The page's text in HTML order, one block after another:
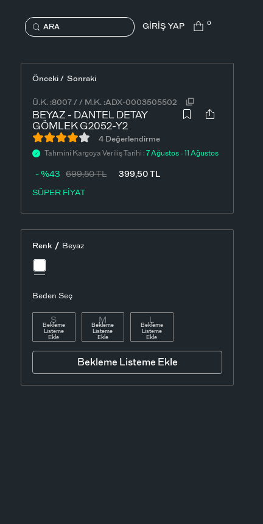
ARA GİRİŞ YAP 0
Önceki / Sonraki
Ü.K. :8007 // M.K. :ADX-0003505502
BEYAZ - DANTEL DETAY
GÖMLEK G2052-Y2
4 Değerlendirme
Tahmini Kargoya Veriliş Tarihi :7 Ağustos - 11 Ağustos
SÜPER FİYAT
699,50TL 399,50TL
- %43
Renk / Beyaz
Beden Seç
S
Bekleme
Listeme
Ekle
M
Bekleme
Listeme
Ekle
L
Bekleme
Listeme
Ekle
Bekleme Listeme Ekle